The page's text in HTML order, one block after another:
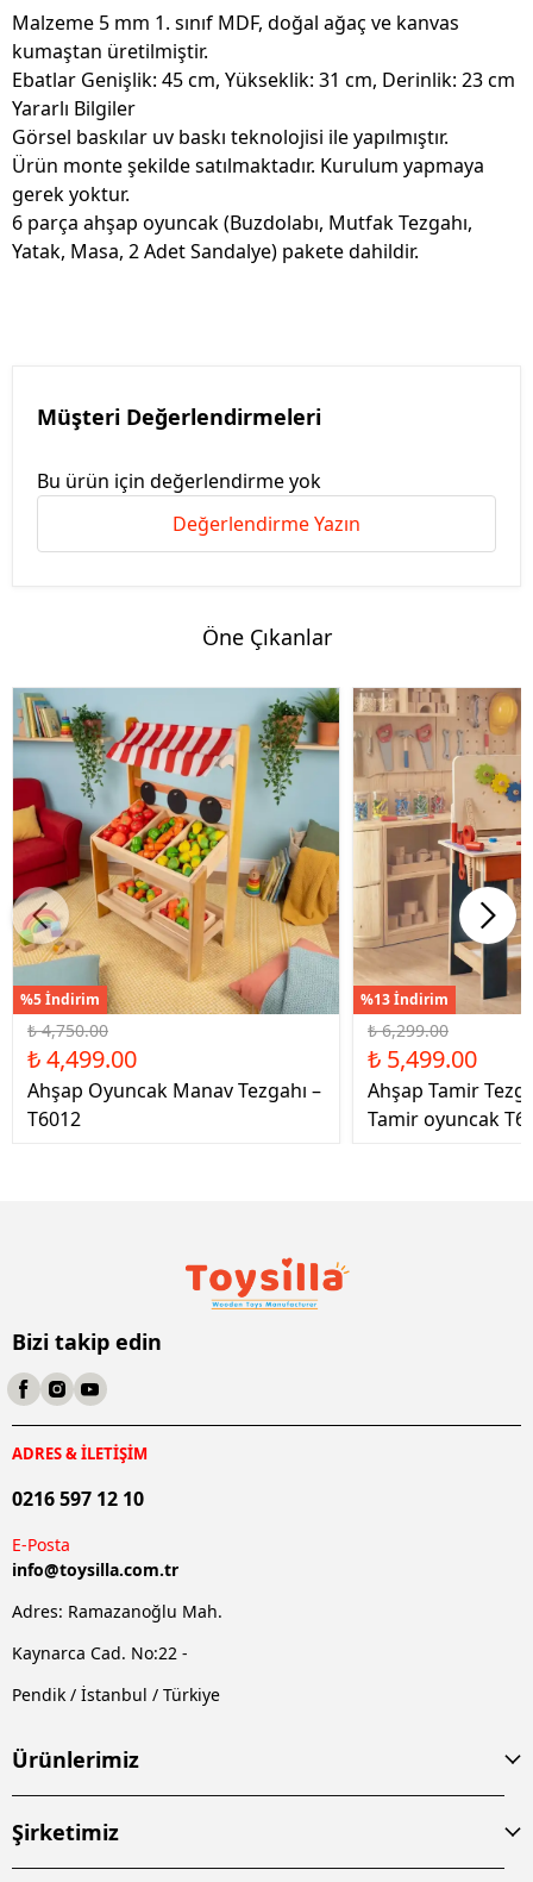
Malzeme 5 mm 1. sınıf MDF, doğal ağaç ve kanvas
kumaştan üretilmiştir.
Ebatlar Genişlik: 45 cm, Yükseklik: 31 cm, Derinlik: 23 cm
Yararlı Bilgiler
Görsel baskılar uv baskı teknolojisi ile yapılmıştır.
Ürün monte şekilde satılmaktadır. Kurulum yapmaya
gerek yoktur.
6 parça ahşap oyuncak (Buzdolabı, Mutfak Tezgahı,
Yatak, Masa, 2 Adet Sandalye) pakete dahildir.
Müşteri Değerlendirmeleri
Bu ürün için değerlendirme yok
Değerlendirme Yazın
Öne Çıkanlar
%5 İndirim
₺ 4,750.00
₺ 4,499.00
Ahşap Oyuncak Manav Tezgahı –
T6012
%13 İndirim
₺ 6,299.00
₺ 5,499.00
Ahşap Tamir
Tamir oyuncak
Bizi takip edin
ADRES & İLETİŞİM
0216 597 12 10
E-Posta
info@toysilla.com.tr
Adres: Ramazanoğlu Mah.
Kaynarca Cad. No:22 -
Pendik / İstanbul / Türkiye
Ürünlerimiz
Şirketimiz